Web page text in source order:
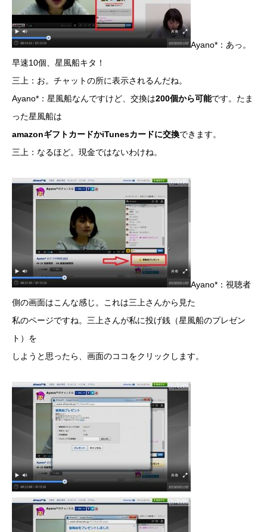
Ayano*：あっ。
早速10個、星風船キタ！
三上：お。チャットの所に表示されるんだね。
Ayano*：星風船なんですけど、交換は200個から可能です。たま
った星風船は
amazonギフトカードかiTunesカードに交換できます。
三上：なるほど。現金ではないわけね。
Ayano*：視聴者
側の画面はこんな感じ。これは三上さんから見た
私のページですね。三上さんが私に投げ銭（星風船のプレゼン
ト）を
しようと思ったら、画面のココをクリックします。